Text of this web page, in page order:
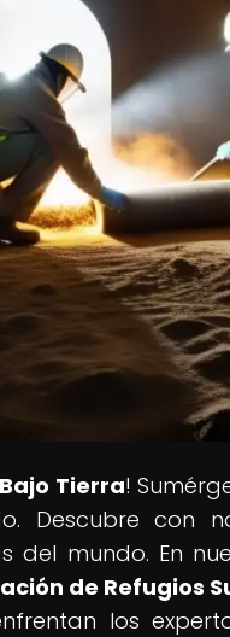
Tierra!
Descubre con
del mundo. En
de Refugios
los